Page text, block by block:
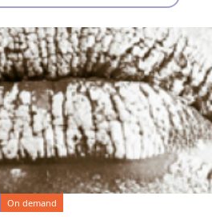
On demand